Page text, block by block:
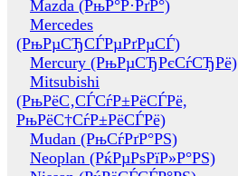
Mazda (РњР°Р·РґР°)
Mercedes
(РњРµСЂСЃРµРґРµСЃ)
Mercury (РњРµСЂРєСѓСЂРё)
Mitsubishi
(РњРёС‚СЃСѓР±РёСЃРё,
РњРёС†СѓР±РёСЃРё)
Mudan (РњСѓРґР°РЅ)
Neoplan (РќРµРѕРїР»Р°РЅ)